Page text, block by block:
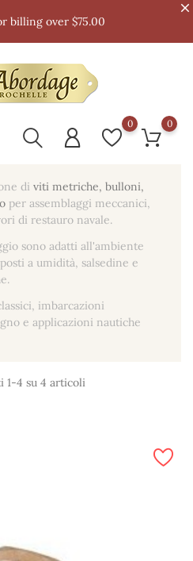
billing over $75.00
0 0
di viti metriche, bulloni,
per assemblaggi meccanici,
di restauro navale.
sono adatti all'ambiente
a umidità, salsedine e
imbarcazioni
e applicazioni nautiche
1-4 su 4 articoli